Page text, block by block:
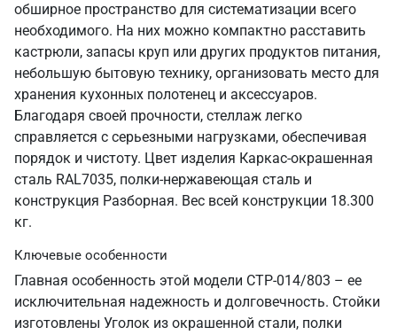
обширное пространство для систематизации всего
необходимого. На них можно компактно расставить
кастрюли, запасы круп или других продуктов питания,
небольшую бытовую технику, организовать место для
хранения кухонных полотенец и аксессуаров.
Благодаря своей прочности, стеллаж легко
справляется с серьезными нагрузками, обеспечивая
порядок и чистоту. Цвет изделия Каркас-окрашенная
сталь RAL7035, полки-нержавеющая сталь и
конструкция Разборная. Вес всей конструкции 18.300
кг.
Ключевые особенности
Главная особенность этой модели СТР-014/803 – ее
исключительная надежность и долговечность. Стойки
изготовлены Уголок из окрашенной стали, полки